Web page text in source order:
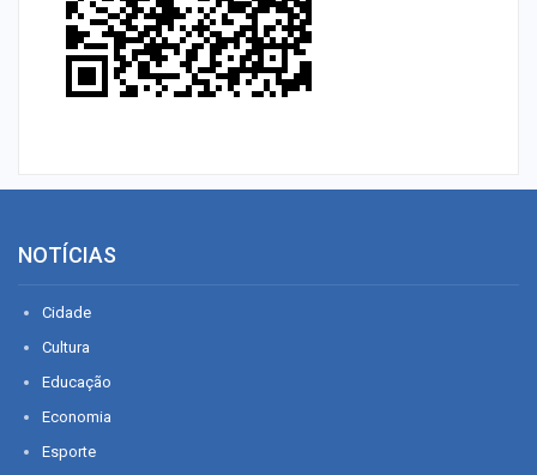
NOTÍCIAS
Cidade
Cultura
Educação
Economia
Esporte